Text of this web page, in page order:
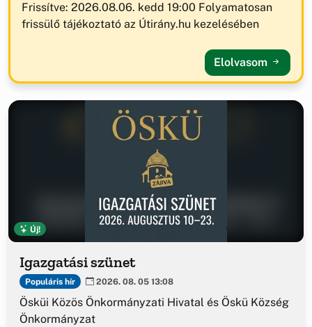
Frissítve: 2026.08.06. kedd 19:00 Folyamatosan
frissülő tájékoztató az Útirány.hu kezelésében
Elolvasom
Új!
Igazgatási szünet
Populáris hír 2026. 08. 05 13:08
Ösküi Közös Önkormányzati Hivatal és Öskü Község
Önkormányzat